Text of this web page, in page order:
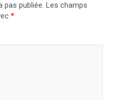
pas publiée. Les champs
*